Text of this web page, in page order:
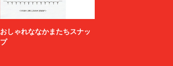
おしゃれななかまたちスナッ
プ